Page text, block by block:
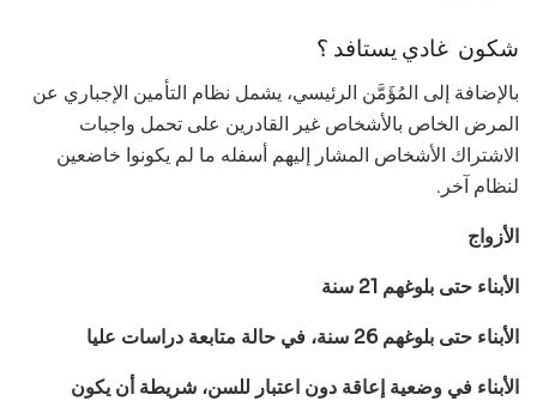
شكون غادي يستافد ؟
بالإضافة إلى المُؤَمَّن الرئيسي، يشمل نظام التأمين الإجباري عن
المرض الخاص بالأشخاص غير القادرين على تحمل واجبات
الاشتراك الأشخاص المشار إليهم أسفله ما لم يكونوا خاضعين
لنظام آخر.
الأزواج
الأبناء حتى بلوغهم 21 سنة
الأبناء حتى بلوغهم 26 سنة، في حالة متابعة دراسات عليا
الأبناء في وضعية إعاقة دون اعتبار للسن، شريطة أن يكون